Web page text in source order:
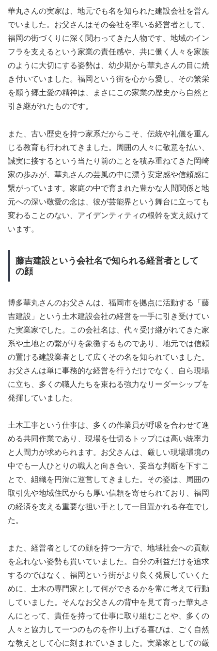
華丸さんの実家は、地元でも名を知られた建設会社を営ん
でいました。お父さんはその会社を率いる経営者として、
福岡の街づくりに深く関わってきた人物です。地域のイン
フラを支えるという家業の責任感や、共に働く人々を家族
のように大切にする姿勢は、幼少期から華丸さんの目に焼
き付いていました。福岡という街を心から愛し、その繁栄
を願う郷土愛の精神は、まさにこの家業の歴史から自然と
引き継がれたものです。
また、古い歴史を持つ家系だからこそ、伝統や礼儀を重ん
じる教育も行われてきました。周囲の人々に敬意を払い、
誠実に接するという当たり前のことを積み重ねてきた岡崎
家の歩みが、華丸さんの芸風の中に漂う安定感や信頼感に
繋がっています。家庭の中で育まれた豊かな人間関係と地
元への深い敬愛の念は、彼が芸能界という舞台に立っても
変わることのない、アイデンティティの根幹を支え続けて
います。
藤吉建設という会社名で知られる経営者として
の顔
博多華丸さんのお父さんは、福岡市を拠点に活動する「藤
吉建設」という土木建設会社の経営を一手に引き受けてい
た実業家でした。この会社名は、代々受け継がれてきた家
系や土地との繋がりを象徴するものであり、地元では信頼
の置ける建設業者として広くその名を知られていました。
お父さんは単に事務的な経営を行うだけでなく、自ら現場
に立ち、多くの職人たちを束ねる強力なリーダーシップを
発揮していました。
土木工事という仕事は、多くの作業員が呼吸を合わせて進
める共同作業であり、現場を仕切るトップには高い統率力
と人間力が求められます。お父さんは、厳しい現場環境の
中でも一人ひとりの職人と向き合い、妥当な判断を下すこ
とで、組織を円滑に運営してきました。その姿は、周囲の
取引先や地域住民からも厚い信頼を寄せられており、福岡
の経済を支える重要な担い手として一目置かれる存在でし
た。
また、経営者としての顔を持つ一方で、地域社会への貢献
を忘れない姿勢も貫いていました。自分の利益だけを追求
するのではなく、福岡という街がより良く発展していくた
めに、土木の専門家として何ができるかを常に考えて行動
していました。そんなお父さんの背中を見て育った華丸さ
んにとって、責任を持って仕事に取り組むことや、多くの
人々と協力して一つのものを作り上げる喜びは、ごく自然
な教えとして心に刻まれていきました。実業家としての厳